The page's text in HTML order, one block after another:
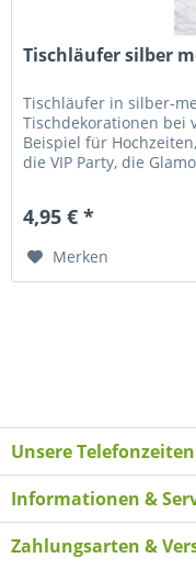
Tischläufer silber
Tischläufer in silber-
Tischdekorationen bei
Beispiel für
die VIP Party, die
4,95 € *
Merken
Unsere
Informationen &
Zahlungsarten &